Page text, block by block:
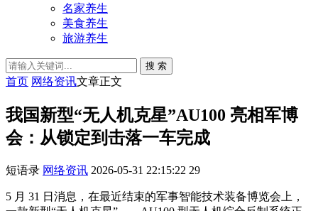
名家养生
美食养生
旅游养生
搜 索
首页 网络资讯文章正文
我国新型“无人机克星”AU100 亮相军博
会：从锁定到击落一车完成
短语录 网络资讯 2026-05-31 22:15:22 29
5 月 31 日消息，在最近结束的军事智能技术装备博览会上，